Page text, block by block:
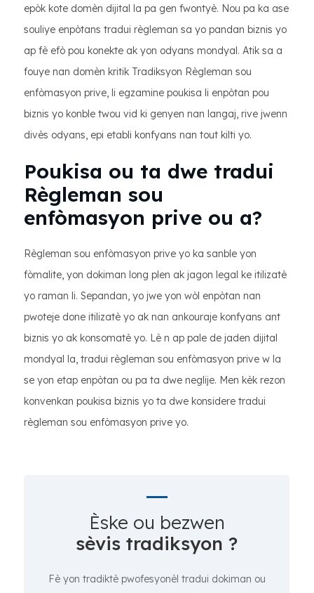
epòk kote domèn dijital la pa gen fwontyè. Nou pa ka ase
souliye enpòtans tradui règleman sa yo pandan biznis yo
ap fè efò pou konekte ak yon odyans mondyal. Atik sa a
fouye nan domèn kritik Tradiksyon Règleman sou
enfòmasyon prive, li egzamine poukisa li enpòtan pou
biznis yo konble twou vid ki genyen nan langaj, rive jwenn
divès odyans, epi etabli konfyans nan tout kilti yo.
Poukisa ou ta dwe tradui
Règleman sou
enfòmasyon prive ou a?
Règleman sou enfòmasyon prive yo ka sanble yon
fòmalite, yon dokiman long plen ak jagon legal ke itilizatè
yo raman li. Sepandan, yo jwe yon wòl enpòtan nan
pwoteje done itilizatè yo ak nan ankouraje konfyans ant
biznis yo ak konsomatè yo. Lè n ap pale de jaden dijital
mondyal la, tradui règleman sou enfòmasyon prive w la
se yon etap enpòtan ou pa ta dwe neglije. Men kèk rezon
konvenkan poukisa biznis yo ta dwe konsidere tradui
règleman sou enfòmasyon prive yo.
Èske ou bezwen
sèvis tradiksyon ?
Fè yon tradiktè pwofesyonèl tradui dokiman ou